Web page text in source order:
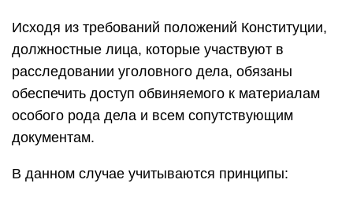
Исходя из требований положений Конституции,
должностные лица, которые участвуют в
расследовании уголовного дела, обязаны
обеспечить доступ обвиняемого к материалам
особого рода дела и всем сопутствующим
документам.
В данном случае учитываются принципы: